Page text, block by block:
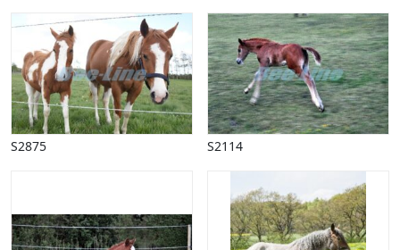
Huse, bygninger
Jagt
Jul
Kærlighed, bryllup
Kommunikation, nyhedsformidling
Køretøjer
Landbrug
Mærkedage
S2875 S2114